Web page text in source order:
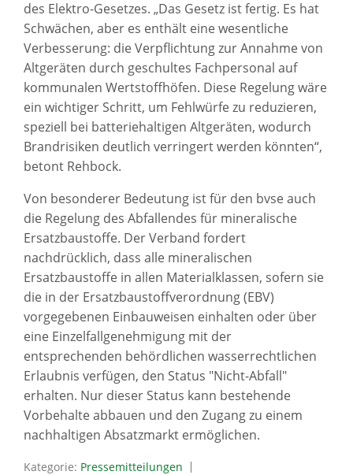
des Elektro-Gesetzes. „Das Gesetz ist fertig. Es hat
Schwächen, aber es enthält eine wesentliche
Verbesserung: die Verpflichtung zur Annahme von
Altgeräten durch geschultes Fachpersonal auf
kommunalen Wertstoffhöfen. Diese Regelung wäre
ein wichtiger Schritt, um Fehlwürfe zu reduzieren,
speziell bei batteriehaltigen Altgeräten, wodurch
Brandrisiken deutlich verringert werden könnten“,
betont Rehbock.
Von besonderer Bedeutung ist für den bvse auch
die Regelung des Abfallendes für mineralische
Ersatzbaustoffe. Der Verband fordert
nachdrücklich, dass alle mineralischen
Ersatzbaustoffe in allen Materialklassen, sofern sie
die in der Ersatzbaustoffverordnung (EBV)
vorgegebenen Einbauweisen einhalten oder über
eine Einzelfallgenehmigung mit der
entsprechenden behördlichen wasserrechtlichen
Erlaubnis verfügen, den Status "Nicht-Abfall"
erhalten. Nur dieser Status kann bestehende
Vorbehalte abbauen und den Zugang zu einem
nachhaltigen Absatzmarkt ermöglichen.
Kategorie: Pressemitteilungen